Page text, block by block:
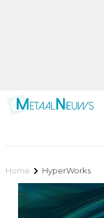
Home HyperWorks